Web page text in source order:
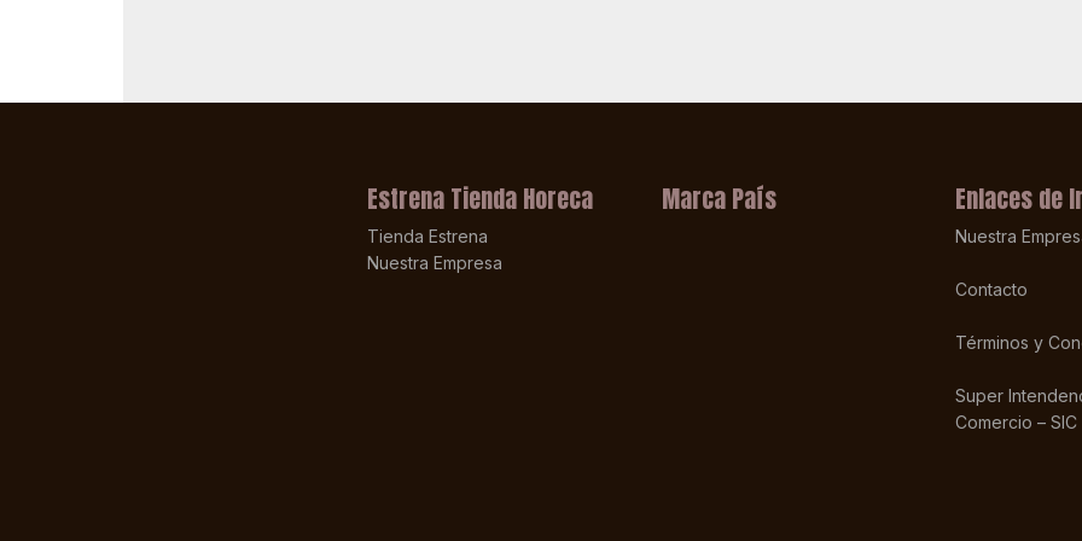
Estrena Tienda Horeca
Tienda Estrena
Nuestra Empresa
Marca País Enlaces de
Nuestra
Contacto
Términos y
Super
Comercio – SIC